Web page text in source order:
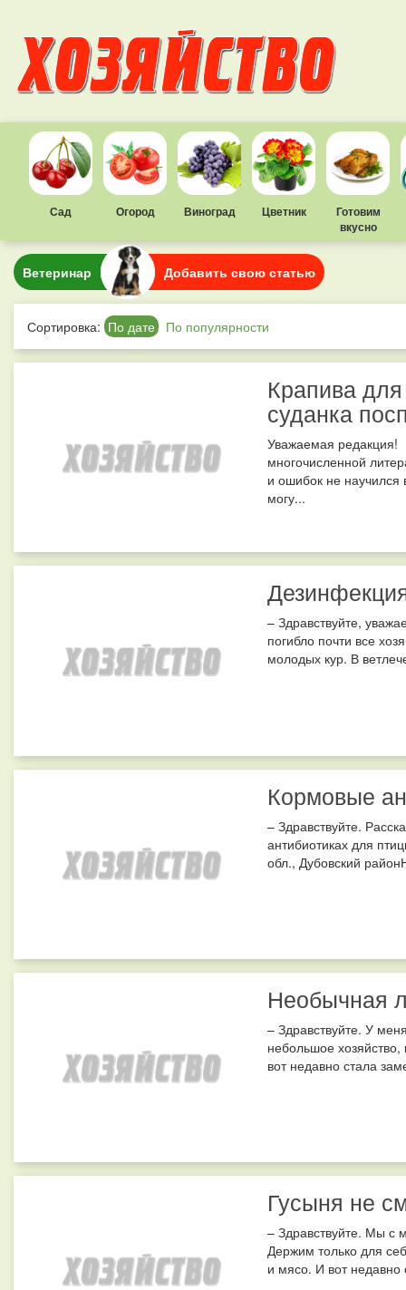
Сад Огород Виноград Цветник
Готовим
вкусно
Ветеринар Добавить свою статью
Сортировка: По дате По популярности
Крапива
суданка
Уважаемая редакция!
многочисленной
и ошибок не научился
могу...
– Здравствуйте,
погибло почти все
молодых кур. В
Кормовые
– Здравствуйте.
антибиотиках для
обл., Дубовский
Необычная
– Здравствуйте. У
небольшое хозяйство,
вот недавно стала
Гусыня не
– Здравствуйте. Мы с
Держим только для
и мясо. И вот